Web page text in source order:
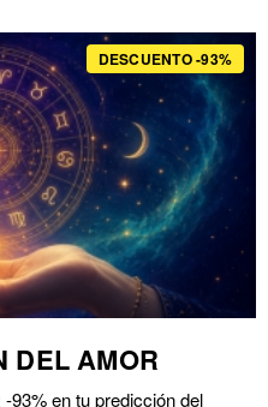
DESCUENTO -93%
DEL AMOR
93% en tu predicción del